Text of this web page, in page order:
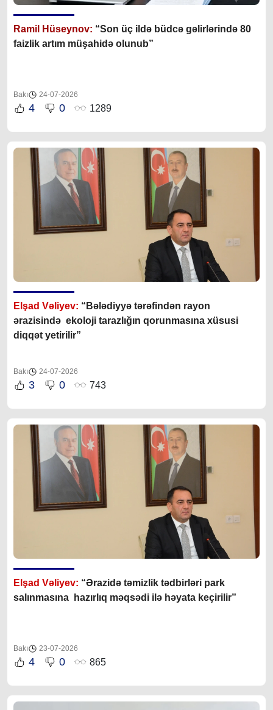
Ramil Hüseynov: “Son üç ildə büdcə gəlirlərində 80
faizlik artım müşahidə olunub”
Bakı 24-07-2026
4 0 1289
Elşad Vəliyev: “Bələdiyyə tərəfindən rayon
ərazisində ekoloji tarazlığın qorunmasına xüsusi
diqqət yetirilir”
Bakı 24-07-2026
3 0 743
Elşad Vəliyev: “Ərazidə təmizlik tədbirləri park
salınmasına hazırlıq məqsədi ilə həyata keçirilir”
Bakı 23-07-2026
4 0 865